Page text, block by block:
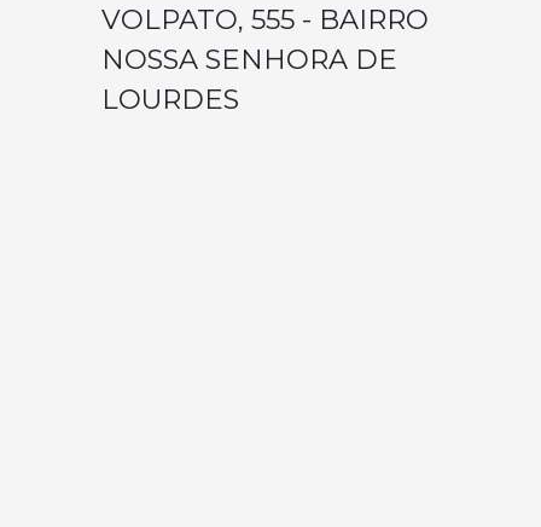
VOLPATO, 555 - BAIRRO
NOSSA SENHORA DE
LOURDES